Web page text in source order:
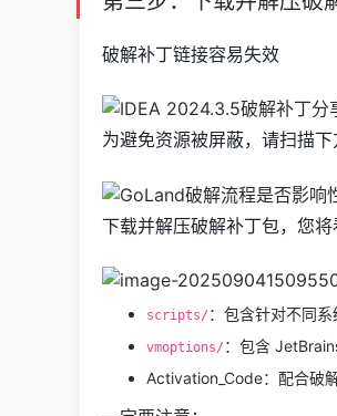
破解补丁链接容易失效
为避免资源被屏蔽，请扫描下
下载并解压破解补丁包，您将
scripts/ ：包含针对不同系
vmoptions/ ：包含
Activation_Code：配合破